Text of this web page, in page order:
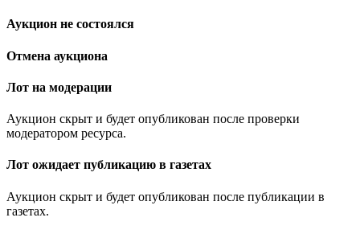
Аукцион не состоялся
Отмена аукциона
Лот на модерации
Аукцион скрыт и будет опубликован после проверки
модератором ресурса.
Лот ожидает публикацию в газетах
Аукцион скрыт и будет опубликован после публикации в
газетах.